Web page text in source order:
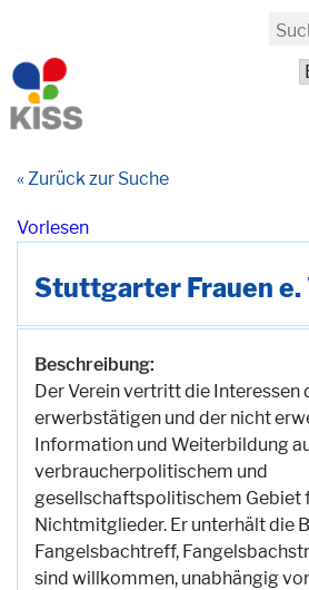
« Zurück zur Suche
Vorlesen
Stuttgarter Frauen e.
Beschreibung:
Der Verein vertritt die Interessen
erwerbstätigen und der nicht
Information und Weiterbildung
verbraucherpolitischem und
gesellschaftspolitischem Gebiet
Nichtmitglieder. Er unterhält die
Fangelsbachtreff,
sind willkommen, unabhängig